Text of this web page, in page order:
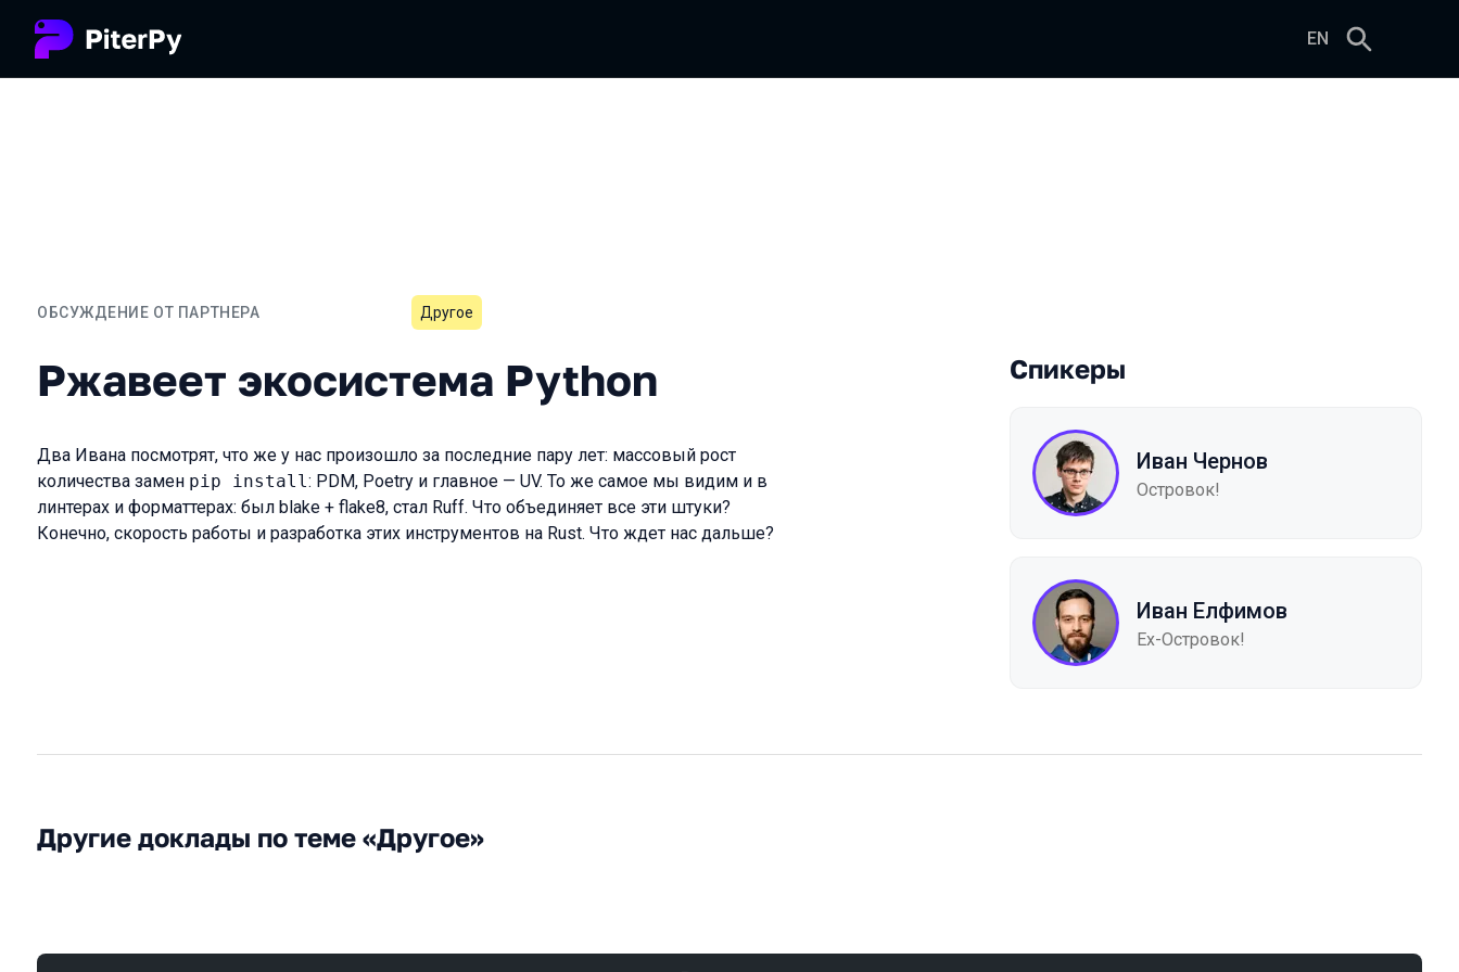
EN
ОБСУЖДЕНИЕ ОТ ПАРТНЕРА
Ржавеет экосистема Python
Другое
Ржавеет экосистема Python
Два Ивана посмотрят, что же у нас произошло за последние пару лет: массовый рост
количества замен pip install: PDM, Poetry и главное — UV. То же самое мы видим и в
линтерах и форматтерах: был blake + flake8, стал Ruff. Что объединяет все эти штуки?
Конечно, скорость работы и разработка этих инструментов на Rust. Что ждет нас дальше?
Спикеры
Иван Чернов
Островок!
Иван Елфимов
Ex-Островок!
Другие доклады по теме «Другое»